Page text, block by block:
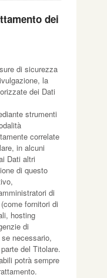
dei
di sicurezza
la
dei Dati
strumenti
correlate
in alcuni
Dati altri
di questo
di
fornitori di
hosting
di
necessario,
del Titolare.
potrà sempre